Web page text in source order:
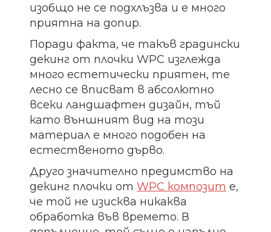
изобщо не се подхлъзва и е много
приятна на допир.
Поради факта, че такъв градински
декинг от плочки WPC изглежда
много естетически приятен, те
лесно се вписват в абсолютно
всеки ландшафтен дизайн, тъй
като външният вид на този
материал е много подобен на
естественото дърво.
Друго значително предимство на
декинг плочки отWPC композит е,
че той не изисква никаква
обработка във времето. В